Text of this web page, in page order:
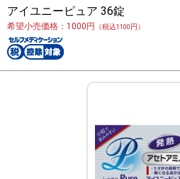
アイユニーピュア 36錠
希望小売価格：1000円 （税込1100円）